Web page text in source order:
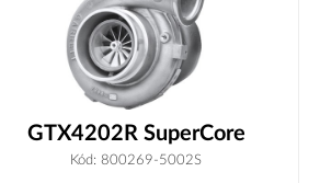
GTX4202R SuperCore
Kód: 800269-5002S